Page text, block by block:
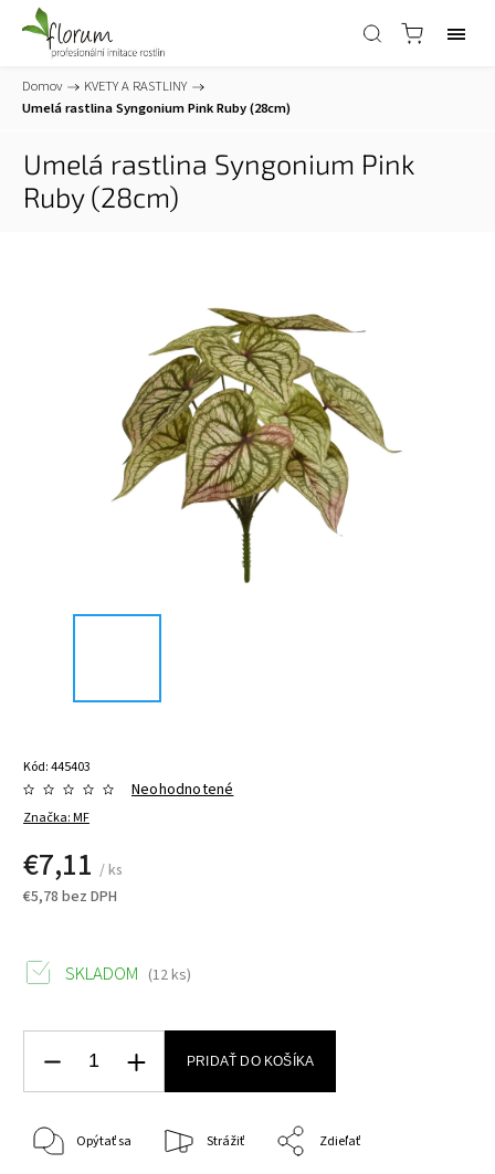
Domov / KVETY A RASTLINY /
Umelá rastlina Syngonium Pink Ruby (28cm)
Umelá rastlina Syngonium Pink
Ruby (28cm)
Kód:445403
Značka:MF
Neohodnotené
€7,11 / ks
€5,78 bez DPH
SKLADOM (12 ks)
PRIDAŤ DO KOŠÍKA
Opýtať sa Strážiť Zdieľať